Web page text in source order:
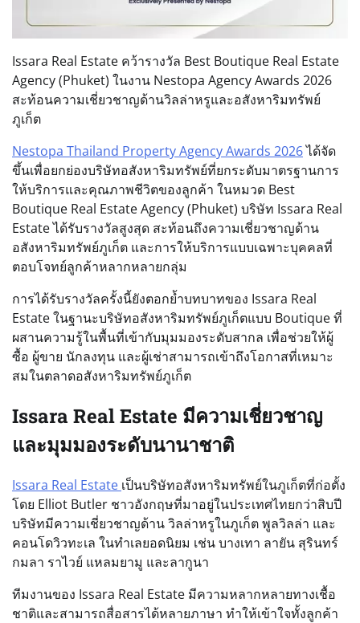
Issara Real Estate คว้ารางวัล Best Boutique Real Estate
Agency (Phuket) ในงาน Nestopa Agency Awards 2026
สะท้อนความเชี่ยวชาญด้านวิลล่าหรูและอสังหาริมทรัพย์
ภูเก็ต
Nestopa Thailand Property Agency Awards 2026ได้จัด
ขึ้นเพื่อยกย่องบริษัทอสังหาริมทรัพย์ที่ยกระดับมาตรฐานการ
ให้บริการและคุณภาพชีวิตของลูกค้า ในหมวด Best
Boutique Real Estate Agency (Phuket) บริษัท Issara Real
Estate ได้รับรางวัลสูงสุด สะท้อนถึงความเชี่ยวชาญด้าน
อสังหาริมทรัพย์ภูเก็ต และการให้บริการแบบเฉพาะบุคคลที่
ตอบโจทย์ลูกค้าหลากหลายกลุ่ม
การได้รับรางวัลครั้งนี้ยังตอกย้ำบทบาทของ Issara Real
Estate ในฐานะบริษัทอสังหาริมทรัพย์ภูเก็ตแบบ Boutique ที่
ผสานความรู้ในพื้นที่เข้ากับมุมมองระดับสากล เพื่อช่วยให้ผู้
ซื้อ ผู้ขาย นักลงทุน และผู้เช่าสามารถเข้าถึงโอกาสที่เหมาะ
สมในตลาดอสังหาริมทรัพย์ภูเก็ต
Issara Real Estate มีความเชี่ยวชาญ
และมุมมองระดับนานาชาติ
Issara Real Estate เป็นบริษัทอสังหาริมทรัพย์ในภูเก็ตที่ก่อตั้ง
โดย Elliot Butler ชาวอังกฤษที่มาอยู่ในประเทศไทยกว่าสิบปี
บริษัทมีความเชี่ยวชาญด้าน วิลล่าหรูในภูเก็ต พูลวิลล่า และ
คอนโดวิวทะเล ในทำเลยอดนิยม เช่น บางเทา ลายัน สุรินทร์
กมลา ราไวย์ แหลมยามู และลากูนา
ทีมงานของ Issara Real Estate มีความหลากหลายทางเชื้อ
ชาติและสามารถสื่อสารได้หลายภาษา ทำให้เข้าใจทั้งลูกค้า